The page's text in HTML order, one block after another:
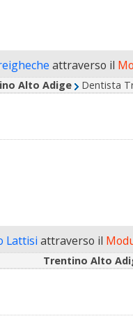
attraverso il
Alto Adige Dentista
Lattisi attraverso il
Trentino Alto